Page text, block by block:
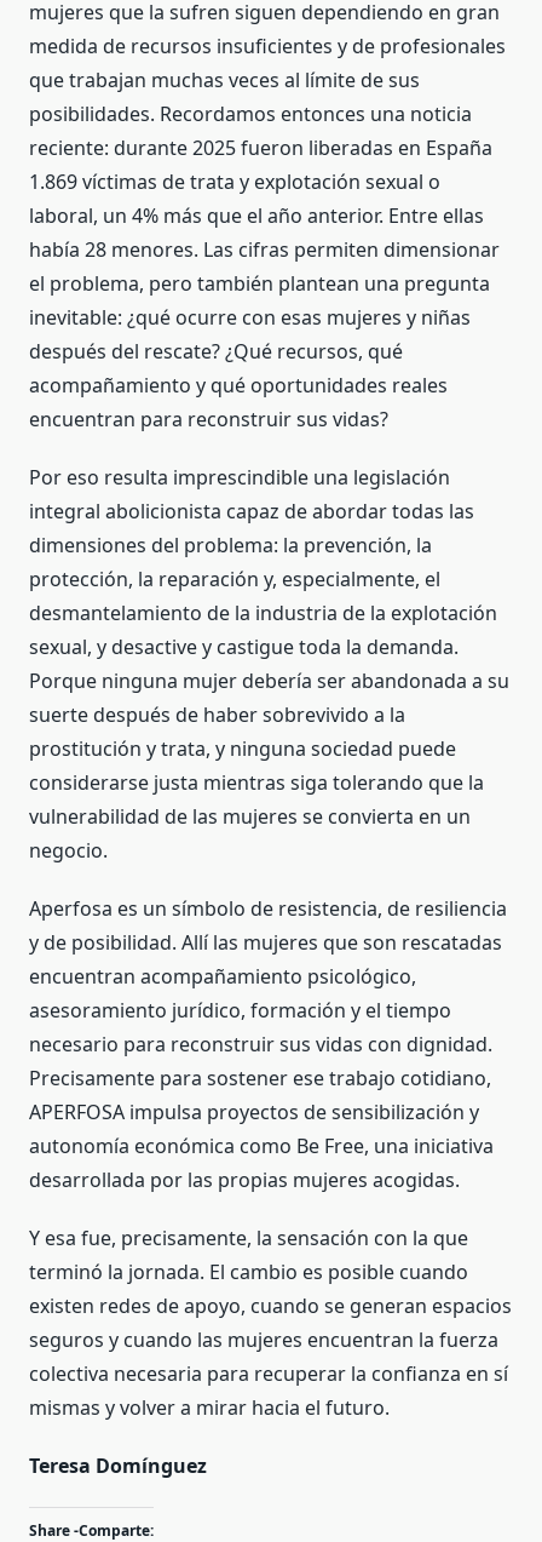
mujeres que la sufren siguen dependiendo en gran
medida de recursos insuficientes y de profesionales
que trabajan muchas veces al límite de sus
posibilidades. Recordamos entonces una noticia
reciente: durante 2025 fueron liberadas en España
1.869 víctimas de trata y explotación sexual o
laboral, un 4% más que el año anterior. Entre ellas
había 28 menores. Las cifras permiten dimensionar
el problema, pero también plantean una pregunta
inevitable: ¿qué ocurre con esas mujeres y niñas
después del rescate? ¿Qué recursos, qué
acompañamiento y qué oportunidades reales
encuentran para reconstruir sus vidas?
Por eso resulta imprescindible una legislación
integral abolicionista capaz de abordar todas las
dimensiones del problema: la prevención, la
protección, la reparación y, especialmente, el
desmantelamiento de la industria de la explotación
sexual, y desactive y castigue toda la demanda.
Porque ninguna mujer debería ser abandonada a su
suerte después de haber sobrevivido a la
prostitución y trata, y ninguna sociedad puede
considerarse justa mientras siga tolerando que la
vulnerabilidad de las mujeres se convierta en un
negocio.
Aperfosa es un símbolo de resistencia, de resiliencia
y de posibilidad. Allí las mujeres que son rescatadas
encuentran acompañamiento psicológico,
asesoramiento jurídico, formación y el tiempo
necesario para reconstruir sus vidas con dignidad.
Precisamente para sostener ese trabajo cotidiano,
APERFOSA impulsa proyectos de sensibilización y
autonomía económica como Be Free, una iniciativa
desarrollada por las propias mujeres acogidas.
Y esa fue, precisamente, la sensación con la que
terminó la jornada. El cambio es posible cuando
existen redes de apoyo, cuando se generan espacios
seguros y cuando las mujeres encuentran la fuerza
colectiva necesaria para recuperar la confianza en sí
mismas y volver a mirar hacia el futuro.
Teresa Domínguez
Share -Comparte: